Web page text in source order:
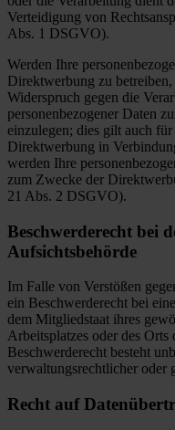
Verteidigung von
Abs. 1 DSGVO).
Werden Ihre
Direktwerbung zu
Widerspruch gegen die
personenbezogener Daten
einzulegen; dies gilt auch
Direktwerbung in
werden Ihre
zum Zwecke der
21 Abs. 2 DSGVO).
Beschwerderecht bei
Aufsichtsbehörde
Im Falle von Verstößen
ein Beschwerderecht bei
dem Mitgliedstaat ihres
Arbeitsplatzes oder des
Beschwerderecht besteht
verwaltungsrechtlicher oder
Recht auf